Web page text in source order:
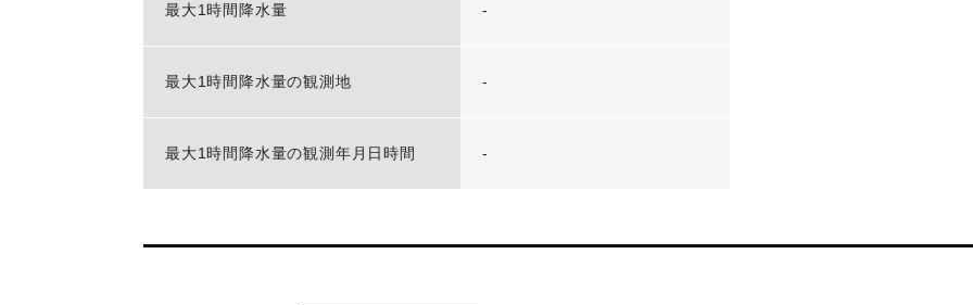
最大1時間降水量 -
最大1時間降水量の観測地 -
最大1時間降水量の観測年月日時間 -